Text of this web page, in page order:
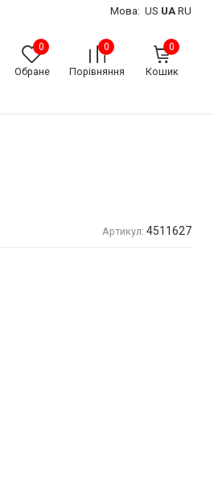
Мова: US UA RU
0
Обране
0
Порівняння
0
Кошик
Артикул: 4511627